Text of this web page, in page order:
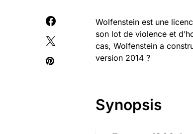
Wolfenstein est une
son lot de violence et
cas, Wolfenstein a
version 2014 ?
Synopsis